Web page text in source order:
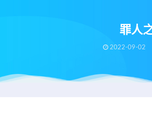
罪人
2022-09-02